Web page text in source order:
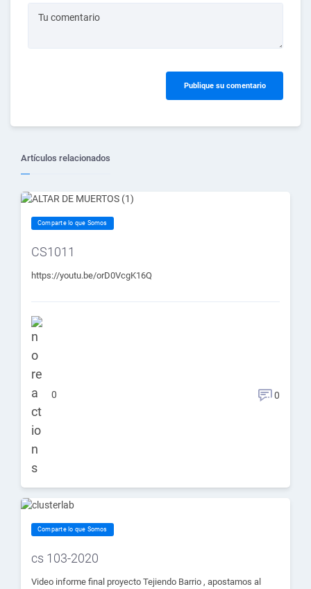
Tu comentario
Publique su comentario
Artículos relacionados
Comparte lo que Somos
CS1011
https://youtu.be/orD0VcgK16Q
0 0
Comparte lo que Somos
cs 103-2020
Video informe final proyecto Tejiendo Barrio , apostamos al